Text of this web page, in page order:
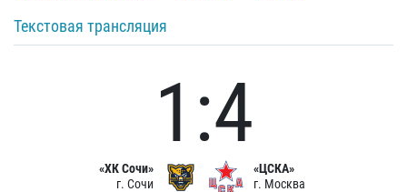
Текстовая трансляция
«ХК Сочи»
г. Сочи
1:4
«ЦСКА»
г. Москва